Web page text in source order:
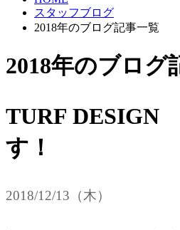
スタッフブログ
2018年のブログ記事一覧
2018年のブログ
TURF DESIGN
す！
2018/12/13（木）